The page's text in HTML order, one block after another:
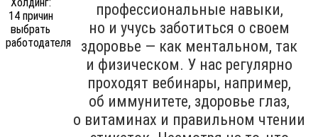
профессиональные навыки,
но и учусь заботиться о своем
здоровье — как ментальном, так
и физическом. У нас регулярно
проходят вебинары, например,
об иммунитете, здоровье глаз,
о витаминах и правильном чтении